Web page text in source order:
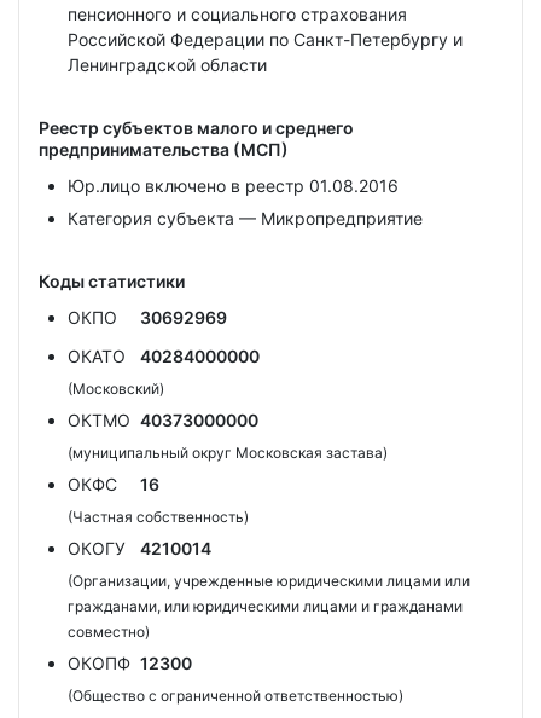
пенсионного и социального страхования
Российской Федерации по Санкт-Петербургу и
Ленинградской области
Реестр субъектов малого и среднего
предпринимательства (МСП)
Юр.лицо включено в реестр 01.08.2016
Категория субъекта — Микропредприятие
Коды статистики
ОКПО
30692969
ОКАТО
40284000000
(Московский)
ОКТМО 40373000000
(муниципальный округ Московская застава)
ОКФС 16
(Частная собственность)
ОКОГУ 4210014
(Организации, учрежденные юридическими лицами или
гражданами, или юридическими лицами и гражданами
совместно)
ОКОПФ 12300
(Общество с ограниченной ответственностью)